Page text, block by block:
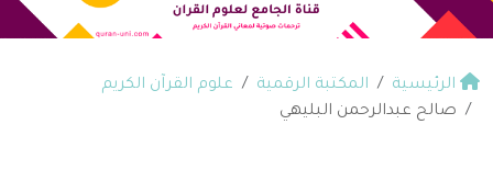
الرئيسية المكتبة الرقمية
علوم القرآن الكريم
صالح عبدالرحمن البليهي